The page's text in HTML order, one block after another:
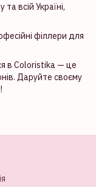
всій Україні,
філлери для
в Coloristika — це
Даруйте своєму